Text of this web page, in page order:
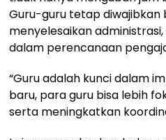
Guru-guru tetap diwajibkan
menyelesaikan
dalam perencanaan
‎“Guru adalah kunci dalam
baru, para guru bisa lebih
serta meningkatkan